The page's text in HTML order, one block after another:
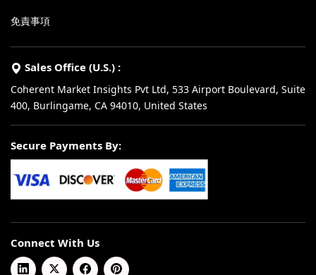
免責事項
Sales Office (U.S.) :
Coherent Market Insights Pvt Ltd, 533 Airport Boulevard, Suite
400, Burlingame, CA 94010, United States
Secure Payments By:
Connect With Us